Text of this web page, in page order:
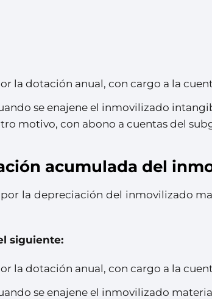
la dotación anual, con cargo a la
se enajene el inmovilizado
motivo, con abono a cuentas del
acumulada del
la depreciación del inmovilizado
siguiente:
la dotación anual, con cargo a la
se enajene el inmovilizado